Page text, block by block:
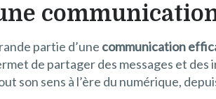
communication
partie d’une communication
de partager des messages et
son sens à l’ère du numérique,